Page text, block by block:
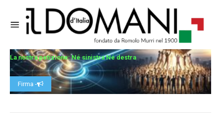
La nostra petizione: Né sinistra Né destra
Firma -